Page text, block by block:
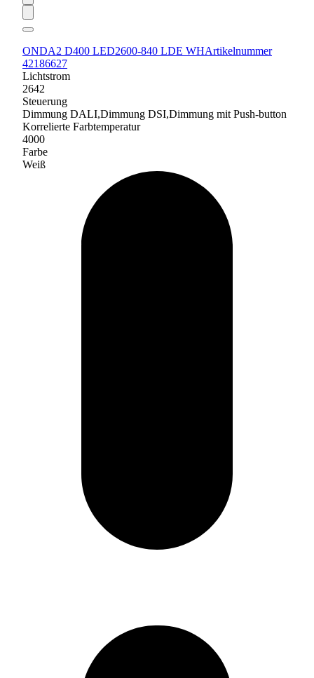
ONDA2 D400 LED2600-840 LDE WHArtikelnummer
42186627
Lichtstrom
2642
Steuerung
Dimmung DALI,Dimmung DSI,Dimmung mit Push-button
Korrelierte Farbtemperatur
4000
Farbe
Weiß